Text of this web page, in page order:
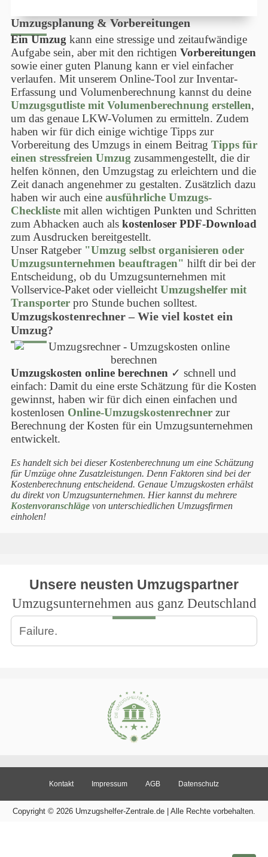
Umzugsplanung & Vorbereitungen
Ein Umzug kann eine stressige und zeitaufwändige
Aufgabe sein, aber mit den richtigen Vorbereitungen
sowie einer guten Planung kann er viel einfacher
verlaufen. Mit unserem Online-Tool zur Inventar-
Erfassung und Volumenberechnung kannst du deine
Umzugsgutliste mit Volumenberechnung erstellen,
um das genaue LKW-Volumen zu ermitteln. Zudem
haben wir für dich einige wichtige Tipps zur
Vorbereitung des Umzugs in einem Beitrag Tipps für
einen stressfreien Umzug zusammengestellt, die dir
helfen können, den Umzugstag zu erleichtern und die
Zeit danach angenehmer zu gestalten. Zusätzlich dazu
haben wir auch eine ausführliche Umzugs-
Checklistemit allen wichtigen Punkten und Schritten
zum Abhacken auch als kostenloser PDF-Download
zum Ausdrucken bereitgestellt.
Unser Ratgeber "Umzug selbst organisieren oder
Umzugsunternehmen beauftragen" hilft dir bei der
Entscheidung, ob du Umzugsunternehmen mit
Vollservice-Paket oder vielleicht Umzugshelfer mit
Transporterpro Stunde buchen solltest.
Umzugskostenrechner – Wie viel kostet ein
Umzug?
Umzugskosten online berechnen ✓ schnell und
einfach: Damit du eine erste Schätzung für die Kosten
gewinnst, haben wir für dich einen einfachen und
kostenlosen Online-Umzugskostenrechnerzur
Berechnung der Kosten für ein Umzugsunternehmen
entwickelt.
Es handelt sich bei dieser Kostenberechnung um eine Schätzung
für Umzüge ohne Zusatzleistungen. Denn Faktoren sind bei der
Kostenberechnung entscheidend. Genaue Umzugskosten erhälst
du direkt von Umzugsunternehmen. Hier kannst du mehrere
Kostenvoranschlägevon unterschiedlichen Umzugsfirmen
einholen!
Unsere neusten Umzugspartner
Umzugsunternehmen aus ganz Deutschland
Failure.
Kontakt Impressum AGB Datenschutz
Copyright © 2026 Umzugshelfer-Zentrale.de | Alle Rechte vorbehalten.